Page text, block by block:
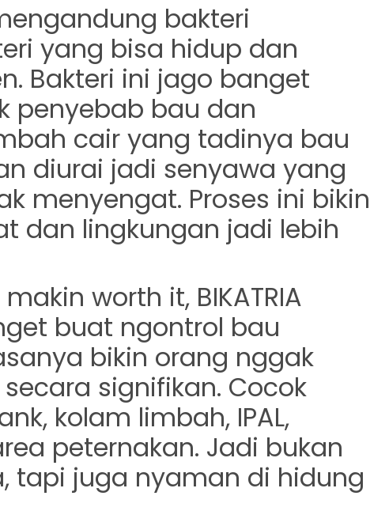
bakteri
yang bisa hidup dan
Bakteri ini jago banget
penyebab bau dan
cair yang tadinya bau
diurai jadi senyawa yang
menyengat. Proses ini bikin
dan lingkungan jadi lebih
worth it, BIKATRIA
buat ngontrol bau
bikin orang nggak
signifikan. Cocok
kolam limbah, IPAL,
peternakan. Jadi bukan
tapi juga nyaman di hidung